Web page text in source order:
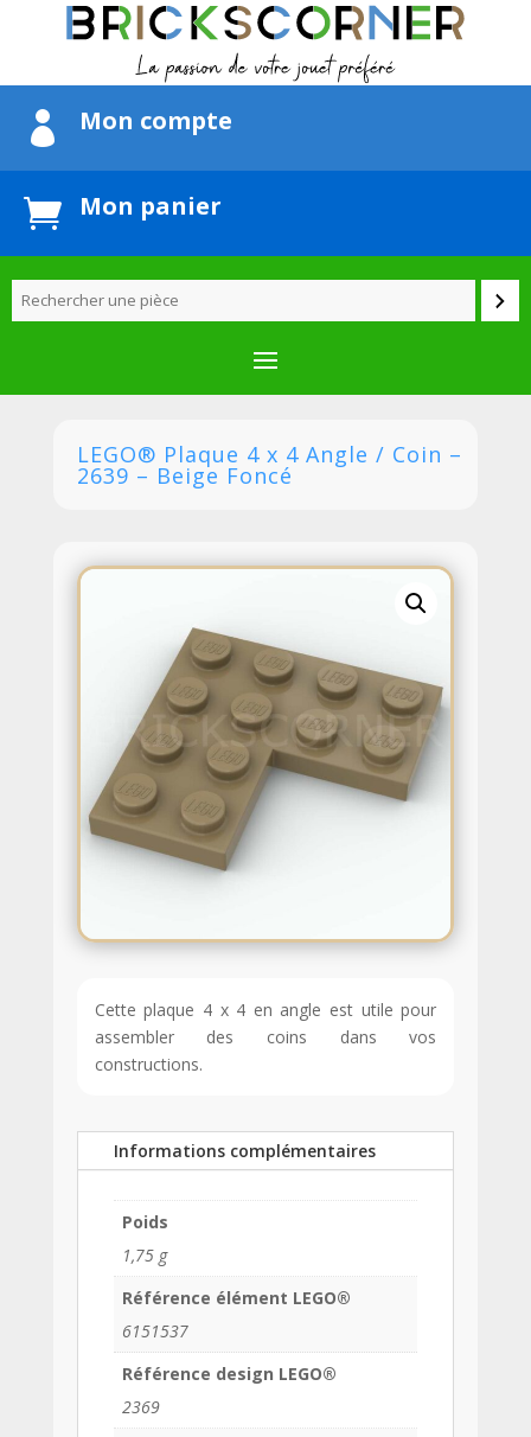
 Mon compte
 Mon panier
LEGO® Plaque 4 x 4 Angle / Coin –
2639 – Beige Foncé
Cette plaque 4 x 4 en angle est utile pour
assembler des coins dans vos
constructions.
Informations complémentaires
Poids
1,75 g
Référence élément LEGO®
6151537
Référence design LEGO®
2369